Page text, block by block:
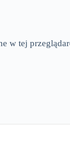
w tej